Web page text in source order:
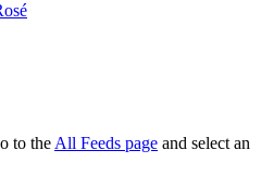
to the All Feeds page and select an